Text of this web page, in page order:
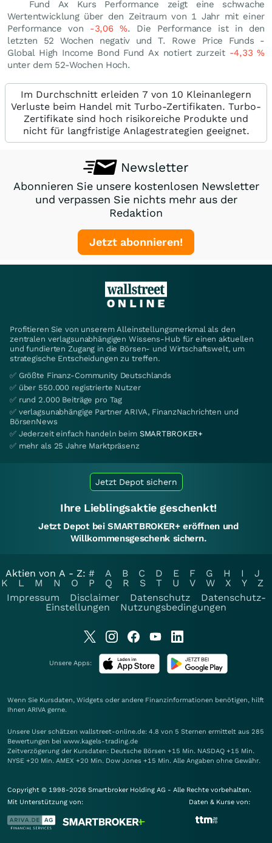
Fund Ax Kurs Performance zeigt eine schwache
Wertentwicklung über den Zeitraum von 1 Jahr mit einer
Performance von -3,06%. Die Performance ist in den
letzten 52 Wochen negativ und T. Rowe Price Funds -
Global High Income Bond Fund Ax notiert zurzeit -4,33%
unter dem 52-Wochen Hoch.
Im Durchschnitt erleiden 7 von 10 Kleinanlegern
Verluste beim Handel mit Turbo-Zertifikaten. Turbo-
Zertifikate sind hoch risikoreiche Produkte und
nicht für langfristige Anlagestrategien geeignet.
Newsletter
Abonnieren Sie unsere kostenlosen Newsletter
und verpassen Sie nichts mehr aus der
Redaktion
Jetzt abonnieren!
Profitieren Sie von unserem Alleinstellungsmerkmal als den
zentralen verlagsunabhängigen Wissens-Hub für einen aktuellen
und fundierten Zugang in die Börsen- und Wirtschaftswelt, um
strategische Entscheidungen zu treffen.
✅ Größte Finanz-Community Deutschlands
✅ über 550.000 registrierte Nutzer
✅ rund 2.000 Beiträge pro Tag
✅ verlagsunabhängige Partner ARIVA, FinanzNachrichten und
BörsenNews
✅ Jederzeit einfach handeln beim SMARTBROKER+
✅ mehr als 25 Jahre Marktpräsenz
Jetzt Depot sichern
Ihre Lieblingsaktie geschenkt!
Jetzt Depot bei SMARTBROKER+ eröffnen und
Willkommensgeschenk sichern.
Aktien von A - Z: # A B C D E F G H I
J
K
L M N O P Q R S T U V W X Y
Z
Impressum
Disclaimer Datenschutz
Datenschutz-
Einstellungen
Nutzungsbedingungen
Unsere Apps:
Wenn Sie Kursdaten, Widgets oder andere Finanzinformationen benötigen, hilft
Ihnen ARIVA gerne.
Unsere User schätzen wallstreet-online.de: 4.8 von 5 Sternen ermittelt aus 285
Bewertungen bei www.kagels-trading.de
Zeitverzögerung der Kursdaten: Deutsche Börsen +15 Min. NASDAQ +15 Min.
NYSE +20 Min. AMEX +20 Min. Dow Jones +15 Min. Alle Angaben ohne Gewähr.
Copyright © 1998-2026 Smartbroker Holding AG - Alle Rechte vorbehalten.
Mit Unterstützung von:
Daten & Kurse von: